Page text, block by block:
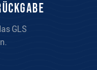
GLS